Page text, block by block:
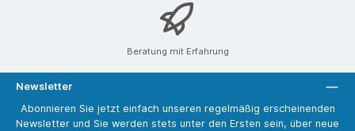
Beratung mit Erfahrung
Newsletter
Abonnieren Sie jetzt einfach unseren regelmäßig erscheinenden
Newsletter und Sie werden stets unter den Ersten sein, über neue